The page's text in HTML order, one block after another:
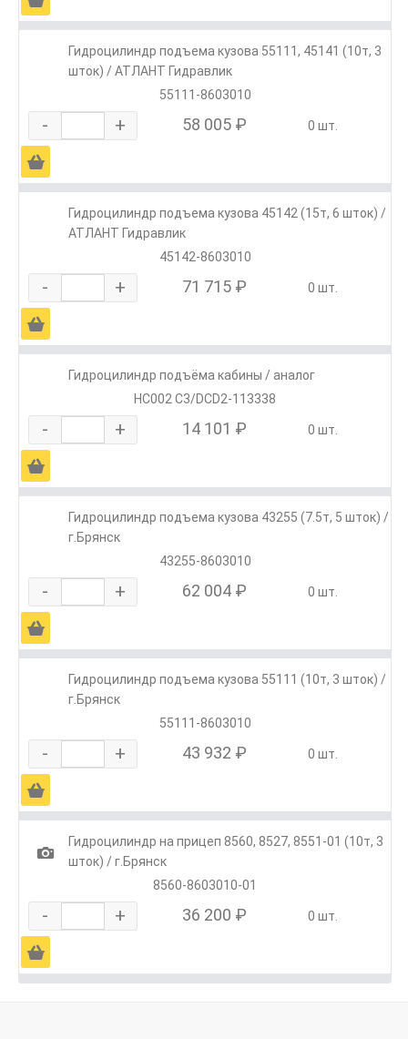
Гидроцилиндр подъема кузова 55111, 45141 (10т, 3
шток) / АТЛАНТ Гидравлик
55111-8603010
- + 58 005 ₽ 0 шт.
Ä
Гидроцилиндр подъема кузова 45142 (15т, 6 шток) /
АТЛАНТ Гидравлик
45142-8603010
- + 71 715 ₽ 0 шт.
Ä
Гидроцилиндр подъёма кабины / аналог
HC002 C3/DCD2-113338
- + 14 101 ₽ 0 шт.
Ä
Гидроцилиндр подъема кузова 43255 (7.5т, 5 шток) /
г.Брянск
43255-8603010
- + 62 004 ₽ 0 шт.
Ä
Гидроцилиндр подъема кузова 55111 (10т, 3 шток) /
г.Брянск
55111-8603010
- + 43 932 ₽ 0 шт.
Ä
1
Гидроцилиндр на прицеп 8560, 8527, 8551-01 (10т, 3
шток) / г.Брянск
8560-8603010-01
- + 36 200 ₽ 0 шт.
Ä